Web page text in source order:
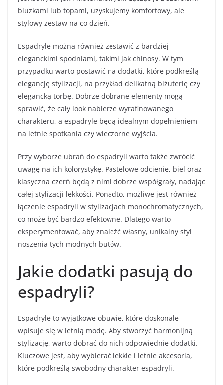
bluzkami lub topami, uzyskujemy komfortowy, ale
stylowy zestaw na co dzień.
Espadryle można również zestawić z bardziej
eleganckimi spodniami, takimi jak chinosy. W tym
przypadku warto postawić na dodatki, które podkreślą
elegancję stylizacji, na przykład delikatną biżuterię czy
elegancką torbę. Dobrze dobrane elementy mogą
sprawić, że cały look nabierze wyrafinowanego
charakteru, a espadryle będą idealnym dopełnieniem
na letnie spotkania czy wieczorne wyjścia.
Przy wyborze ubrań do espadryli warto także zwrócić
uwagę na ich kolorystykę. Pastelowe odcienie, biel oraz
klasyczna czerń będą z nimi dobrze współgrały, nadając
całej stylizacji lekkości. Ponadto, możliwe jest również
łączenie espadryli w stylizacjach monochromatycznych,
co może być bardzo efektowne. Dlatego warto
eksperymentować, aby znaleźć własny, unikalny styl
noszenia tych modnych butów.
Jakie dodatki pasują do
espadryli?
Espadryle to wyjątkowe obuwie, które doskonale
wpisuje się w letnią modę. Aby stworzyć harmonijną
stylizację, warto dobrać do nich odpowiednie dodatki.
Kluczowe jest, aby wybierać lekkie i letnie akcesoria,
które podkreślą swobodny charakter espadryli.